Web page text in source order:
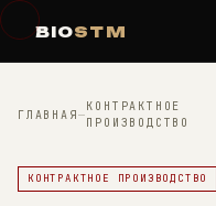
BIOSTM
ГЛАВНАЯ—
КОНТРАКТНОЕ
ПРОИЗВОДСТВО
КОНТРАКТНОЕ ПРОИЗВОДСТВО